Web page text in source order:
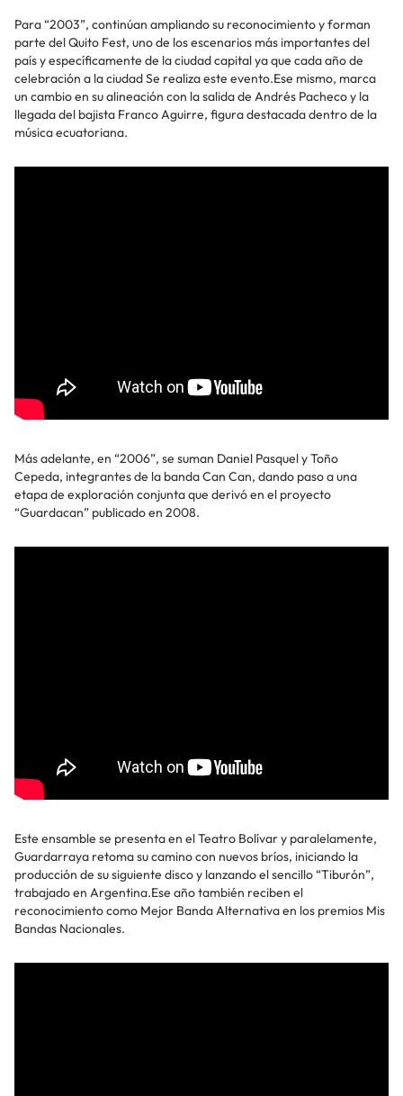
Para “2003”, continúan ampliando su reconocimiento y forman
parte del Quito Fest, uno de los escenarios más importantes del
país y específicamente de la ciudad capital ya que cada año de
celebración a la ciudad Se realiza este evento.Ese mismo, marca
un cambio en su alineación con la salida de Andrés Pacheco y la
llegada del bajista Franco Aguirre, figura destacada dentro de la
música ecuatoriana.
Más adelante, en “2006”, se suman Daniel Pasquel y Toño
Cepeda, integrantes de la banda Can Can, dando paso a una
etapa de exploración conjunta que derivó en el proyecto
“Guardacan” publicado en 2008.
Este ensamble se presenta en el Teatro Bolívar y paralelamente,
Guardarraya retoma su camino con nuevos bríos, iniciando la
producción de su siguiente disco y lanzando el sencillo “Tiburón”,
trabajado en Argentina.Ese año también reciben el
reconocimiento como Mejor Banda Alternativa en los premios Mis
Bandas Nacionales.